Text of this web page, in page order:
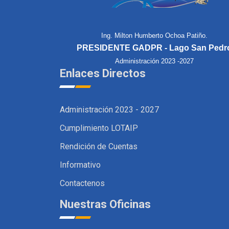
Ing. Milton Humberto Ochoa Patiño.
PRESIDENTE GADPR - Lago San
Administración 2023 -2027
Enlaces Directos
Administración 2023 - 2027
Cumplimiento LOTAIP
Rendición de Cuentas
Informativo
Contactenos
Nuestras Oficinas